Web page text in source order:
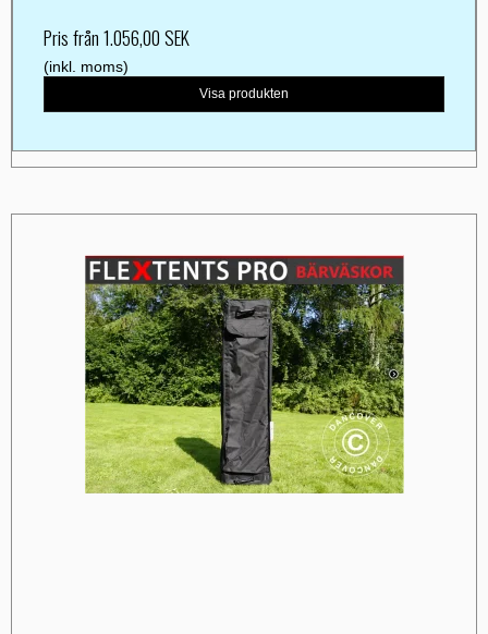
Pris från1.056,00 SEK
(inkl. moms)
Visa produkten